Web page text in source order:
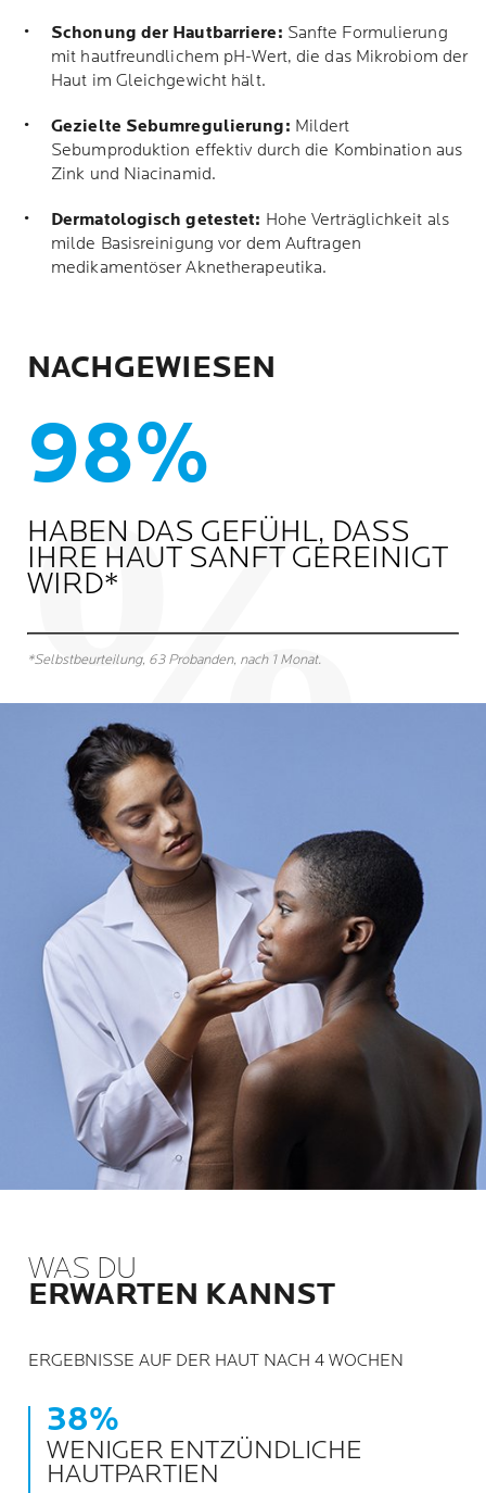
Schonung der Hautbarriere: Sanfte Formulierung
mit hautfreundlichem pH-Wert, die das Mikrobiom der
Haut im Gleichgewicht hält.
Gezielte Sebumregulierung: Mildert
Sebumproduktion effektiv durch die Kombination aus
Zink und Niacinamid.
Dermatologisch getestet: Hohe Verträglichkeit als
milde Basisreinigung vor dem Auftragen
medikamentöser Aknetherapeutika.
NACHGEWIESEN
98%
HABEN DAS GEFÜHL, DASS
IHRE HAUT SANFT GEREINIGT
WIRD*
*Selbstbeurteilung, 63 Probanden, nach 1 Monat.
WAS DU
ERWARTEN KANNST
ERGEBNISSE AUF DER HAUT NACH 4 WOCHEN
38%
WENIGER ENTZÜNDLICHE
HAUTPARTIEN